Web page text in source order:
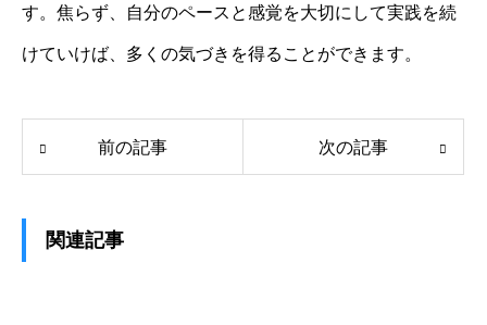
す。焦らず、自分のペースと感覚を大切にして実践を続
けていけば、多くの気づきを得ることができます。
前の記事 次の記事
関連記事